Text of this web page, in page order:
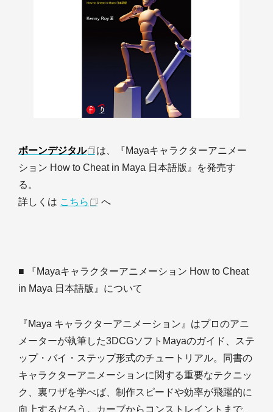
ボーンデジタル
は、『Mayaキャラクターアニメー
ション How to Cheat in Maya 日本語版』を発売す
る。
詳しくは こちら へ
■ 『Mayaキャラクターアニメーション How to Cheat
in Maya 日本語版』について
『Maya キャラクターアニメーション』はプロのアニ
メーターが執筆した3DCGソフトMayaのガイド、ステ
ップ・バイ・ステップ形式のチュートリアル。同書の
キャラクターアニメーションに関する重要なテクニッ
ク、裏ワザを学べば、制作スピードや効率が飛躍的に
向上するだろう。カーブからコンストレイントまで、